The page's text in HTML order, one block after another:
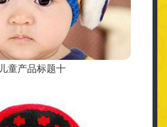
儿童产品标题十